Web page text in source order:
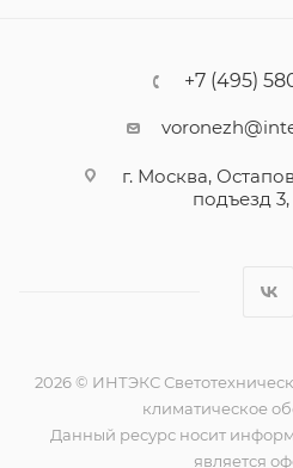
+7 (495)
г. Москва,
подъезд
2026 © ИНТЭКС
климатическое
Данный ресурс носит
является